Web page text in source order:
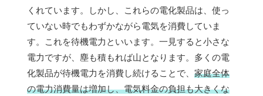
くれています。しかし、これらの電化製品は、使っ
ていない時でもわずかながら電気を消費していま
す。これを待機電力といいます。一見すると小さな
電力ですが、塵も積もれば山となります。多くの電
化製品が待機電力を消費し続けることで、 家庭全体
の電力消費量は増加し、電気料金の負担も大きくな